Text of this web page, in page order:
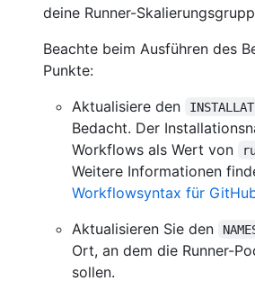
deine Runner-
Beachte beim Ausführen des
Punkte:
Aktualisiere den
Bedacht. Der
Workflows als Wert von
Weitere Informationen
Workflowsyntax für
Aktualisieren Sie den
Ort, an dem die Runner-
sollen.